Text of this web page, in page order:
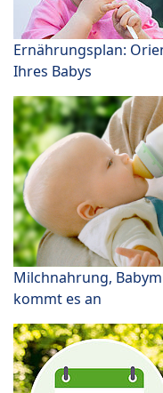
Ernährungsplan:
Ihres Babys
Milchnahrung,
kommt es an